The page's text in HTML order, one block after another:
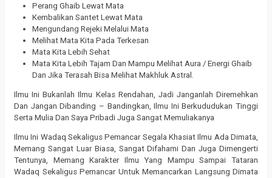
Perang Ghaib Lewat Mata
Kembalikan Santet Lewat Mata
Mengundang Rejeki Melalui Mata
Melihat Mata Kita Pada Terkesan
Mata Kita Lebih Sehat
Mata Kita Lebih Tajam Dan Mampu Melihat Aura / Energi Ghaib
Dan Jika Terasah Bisa Melihat Makhluk Astral.
Ilmu Ini Bukanlah Ilmu Kelas Rendahan, Jadi Janganlah Diremehkan
Dan Jangan Dibanding – Bandingkan, Ilmu Ini Berkududukan Tinggi
Serta Mulia Dan Saya Pribadi Juga Sangat Memuliakanya
Ilmu Ini Wadaq Sekaligus Pemancar Segala Khasiat Ilmu Ada Dimata,
Memang Sangat Luar Biasa, Sangat Difahami Dan Juga Dimengerti
Tentunya, Memang Karakter Ilmu Yang Mampu Sampai Tataran
Wadaq Sekaligus Pemancar Untuk Memancarkan Langsung Dimata